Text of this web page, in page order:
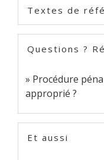
Textes de
Questions ?
Procédure
approprié ?
Et aussi